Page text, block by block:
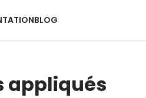
BLOG
appliqués